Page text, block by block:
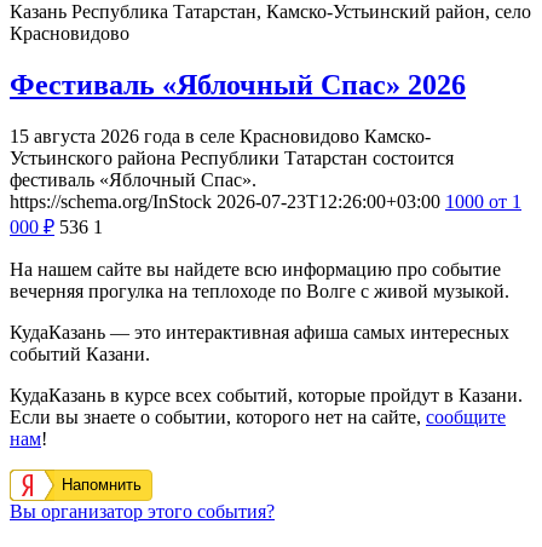
Казань Республика Татарстан, Камско-Устьинский район, село
Красновидово
Фестиваль «Яблочный Спас» 2026
15 августа 2026 года в селе Красновидово Камско-
Устьинского района Республики Татарстан состоится
фестиваль «Яблочный Спас».
https://schema.org/InStock 2026-07-23T12:26:00+03:00 1000 от 1
000 ₽ 536 1
На нашем сайте вы найдете всю информацию про событие
вечерняя прогулка на теплоходе по Волге с живой музыкой.
КудаКазань — это интерактивная афиша самых интересных
событий Казани.
КудаКазань в курсе всех событий, которые пройдут в Казани.
Если вы знаете о событии, которого нет на сайте, сообщите
нам!
Напомнить
Вы организатор этого события?